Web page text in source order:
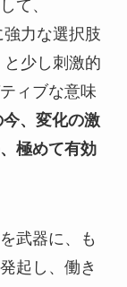
て、
力な選択肢
と少し刺激的
ィブな意味
、変化の激
極めて有効
武器に、も
起し、働き